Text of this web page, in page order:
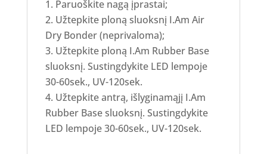
Paruoškite nagą įprastai;
Užtepkite ploną sluoksnį I.Am Air
Dry Bonder (neprivaloma);
Užtepkite ploną I.Am Rubber Base
sluoksnį. Sustingdykite LED lempoje
30-60sek., UV-120sek.
Užtepkite antrą, išlyginamąjį I.Am
Rubber Base sluoksnį. Sustingdykite
LED lempoje 30-60sek., UV-120sek.